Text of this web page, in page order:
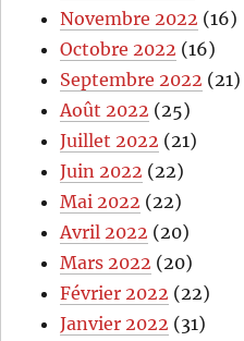
Novembre 2022 (16)
Octobre 2022 (16)
Septembre 2022 (21)
Août 2022 (25)
Juillet 2022 (21)
Juin 2022 (22)
Mai 2022 (22)
Avril 2022 (20)
Mars 2022 (20)
Février 2022 (22)
Janvier 2022 (31)